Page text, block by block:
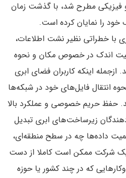
فیزیکی مطرح شد، با گذشت زمان
را نمایان کرده است.
با خطراتی نظیر نشت اطلاعات،
اندک در خصوص مکان و نحوه
ازجمله اینکه کاربران فضای ابری
انتقال فایل‌های خود در شبکه‌ها
حفظ حریم خصوصی و عملکرد بالا
زیرساخت‌های ابری تبدیل
داده‌ها چه در سطح منطقه‌ای،
شرکت ممکن است کاملا از دست
که در چند کشور یا حوزه